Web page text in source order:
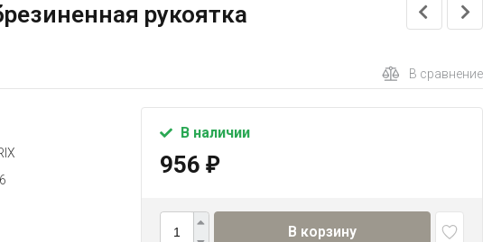
рукоятка
В сравнение
В наличии
956 ₽
В корзину